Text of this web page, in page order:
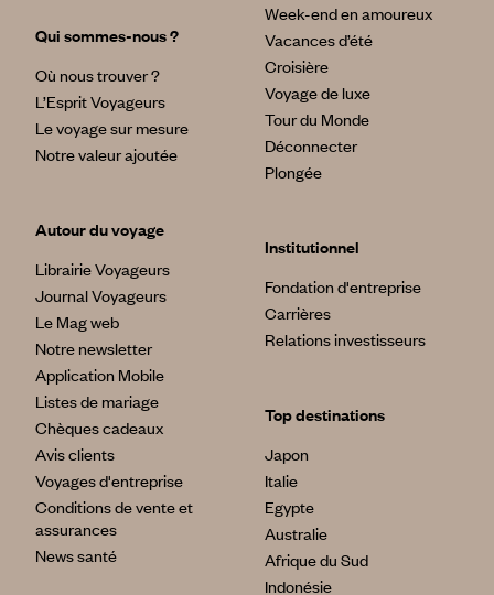
Qui sommes-nous ?
Où nous trouver ?
L’Esprit Voyageurs
Le voyage sur mesure
Notre valeur ajoutée
Autour du voyage
Librairie Voyageurs
Journal Voyageurs
Le Mag web
Notre newsletter
Application Mobile
Listes de mariage
Chèques cadeaux
Avis clients
Voyages d'entreprise
Conditions de vente et
assurances
News santé
Week-end en amoureux
Vacances d’été
Croisière
Voyage de luxe
Tour du Monde
Déconnecter
Plongée
Institutionnel
Fondation d'entreprise
Carrières
Relations investisseurs
Top destinations
Japon
Italie
Egypte
Australie
Afrique du Sud
Indonésie